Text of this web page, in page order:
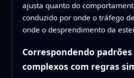
ajusta quanto do
conduzido por onde o tráfego
onde o desprendimento da
Correspondendo
complexos com regras